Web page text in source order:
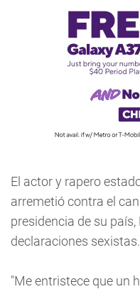
El actor y rapero
arremetió contra el
presidencia de su
declaraciones sexistas.
"Me entristece que un